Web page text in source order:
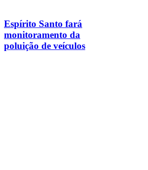
Espírito Santo fará
monitoramento da
poluição de veículos